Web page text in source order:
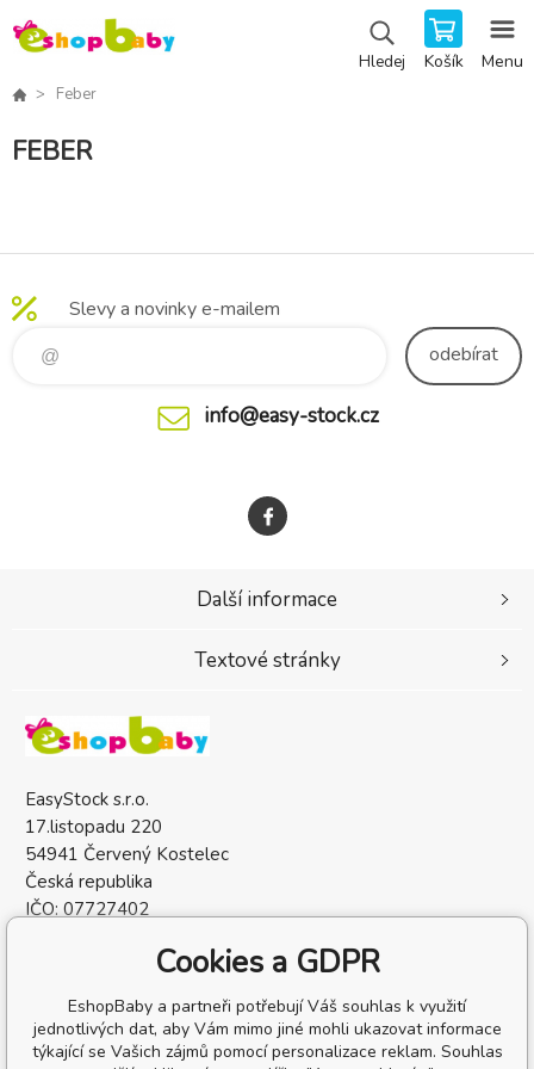
Hledej Košík Menu
Feber
FEBER
Slevy a novinky e-mailem
odebírat
info@easy-stock.cz
EasyStock s.r.o.
17.listopadu 220
54941 Červený Kostelec
Česká republika
IČO: 07727402
Další informace
Textové stránky
Cookies a GDPR
EshopBaby a partneři potřebují Váš souhlas k využití
jednotlivých dat, aby Vám mimo jiné mohli ukazovat informace
týkající se Vašich zájmů pomocí personalizace reklam. Souhlas